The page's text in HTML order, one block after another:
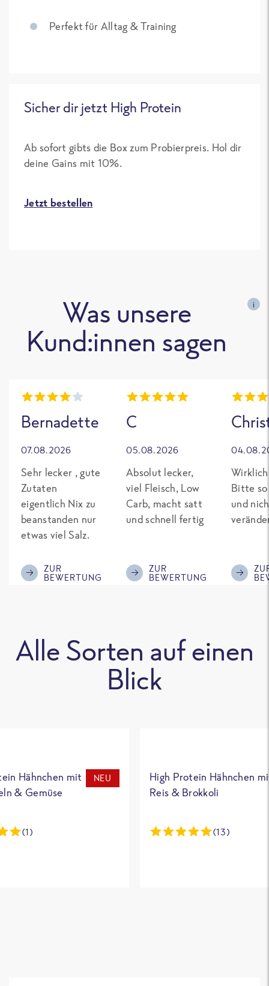
Perfekt für Alltag & Training
Sicher dir jetzt High Protein
Ab sofort gibts die Box zum Probierpreis. Hol dir
deine Gains mit 10%.
Jetzt bestellen
Was unsere
Kund:innen sagen
i
Bernadette
07.08.2026
Sehr lecker , gute
Zutaten
eigentlich Nix zu
beanstanden nur
etwas viel Salz.
ZUR
BEWERTUNG
C
05.08.2026
Absolut lecker,
viel Fleisch, Low
Carb, macht satt
und schnell fertig
ZUR
BEWERTUNG
Bitte so
und
Alle Sorten auf einen
Blick
Hähnchen mit
& Gemüse
NEU
(1)
High Protein Hähnchen
Reis & Brokkoli
(13)